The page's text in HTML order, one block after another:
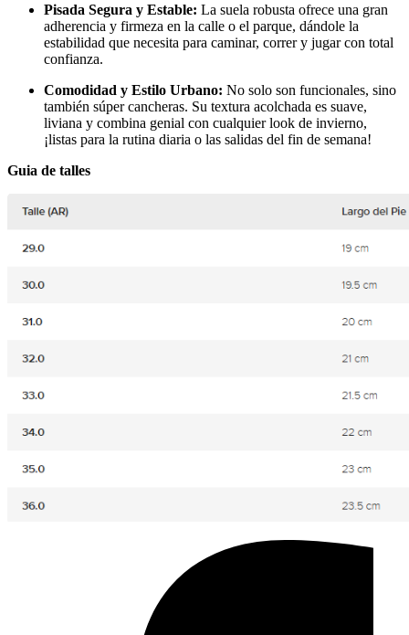
Pisada Segura y Estable: La suela robusta ofrece una gran
adherencia y firmeza en la calle o el parque, dándole la
estabilidad que necesita para caminar, correr y jugar con total
confianza.
Comodidad y Estilo Urbano: No solo son funcionales, sino
también súper cancheras. Su textura acolchada es suave,
liviana y combina genial con cualquier look de invierno,
¡listas para la rutina diaria o las salidas del fin de semana!
Guia de talles